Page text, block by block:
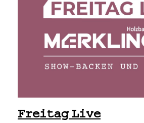
Freitag Live